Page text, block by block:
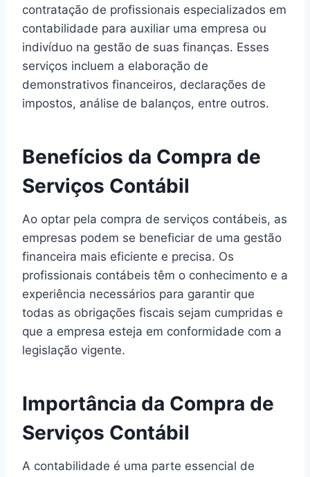
contratação de profissionais especializados em
contabilidade para auxiliar uma empresa ou
indivíduo na gestão de suas finanças. Esses
serviços incluem a elaboração de
demonstrativos financeiros, declarações de
impostos, análise de balanços, entre outros.
Benefícios da Compra de
Serviços Contábil
Ao optar pela compra de serviços contábeis, as
empresas podem se beneficiar de uma gestão
financeira mais eficiente e precisa. Os
profissionais contábeis têm o conhecimento e a
experiência necessários para garantir que
todas as obrigações fiscais sejam cumpridas e
que a empresa esteja em conformidade com a
legislação vigente.
Importância da Compra de
Serviços Contábil
A contabilidade é uma parte essencial de